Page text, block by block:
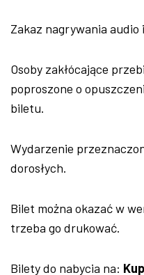
Zakaz nagrywania
Osoby zakłócające
poproszone o
biletu.
Wydarzenie
dorosłych.
Bilet można okazać w
trzeba go drukować.
Bilety do nabycia na: